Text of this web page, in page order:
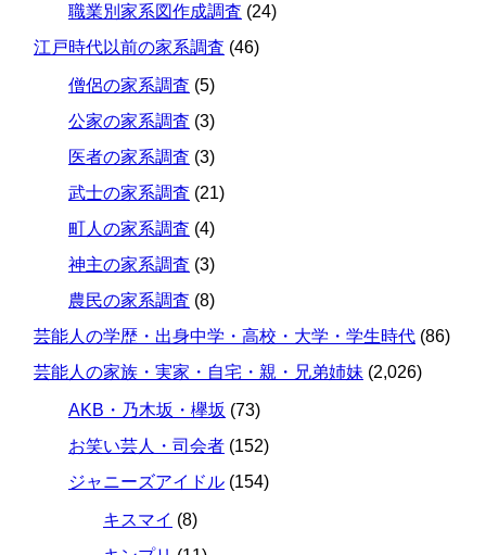
職業別家系図作成調査 (24)
江戸時代以前の家系調査 (46)
僧侶の家系調査 (5)
公家の家系調査 (3)
医者の家系調査 (3)
武士の家系調査 (21)
町人の家系調査 (4)
神主の家系調査 (3)
農民の家系調査 (8)
芸能人の学歴・出身中学・高校・大学・学生時代 (86)
芸能人の家族・実家・自宅・親・兄弟姉妹 (2,026)
AKB・乃木坂・欅坂 (73)
お笑い芸人・司会者 (152)
ジャニーズアイドル (154)
キスマイ (8)